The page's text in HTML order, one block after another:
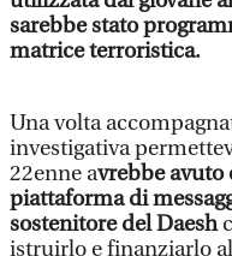
sarebbe stato
matrice terroristica.
Una volta
investigativa
22enne avrebbe
piattaforma di
sostenitore del Daesh
istruirlo e finanziarlo